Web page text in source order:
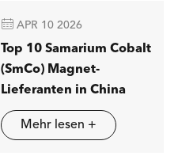
 APR 10 2026
Top 10 Samarium Cobalt
(SmCo) Magnet-
Lieferanten in China
Mehr lesen +